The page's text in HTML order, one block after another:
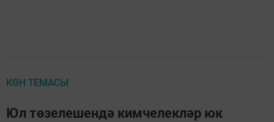
КӨН ТЕМАСЫ
Юл төзелешендә кимчелекләр юк